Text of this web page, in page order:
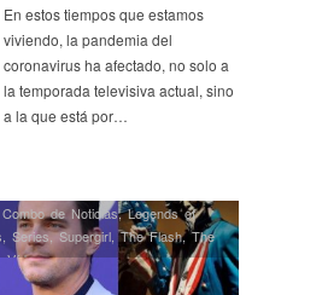
En estos tiempos que estamos
viviendo, la pandemia del
coronavirus ha afectado, no solo a
la temporada televisiva actual, sino
a la que está por…
Combo de Noticias,Legends of
Series,Supergirl,The Flash,The
Ví­deos